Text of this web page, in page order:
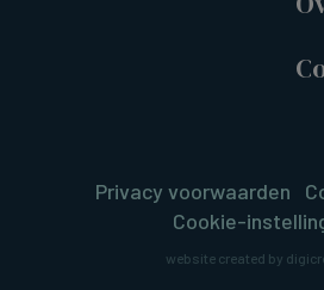
Privacy voorwaarden
Cookie-
website created by